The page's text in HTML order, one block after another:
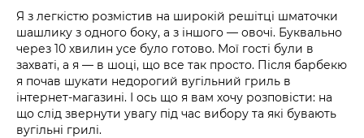
Я з легкістю розмістив на широкій решітці шматочки
шашлику з одного боку, а з іншого — овочі. Буквально
через 10 хвилин усе було готово. Мої гості були в
захваті, а я — в шоці, що все так просто. Після барбекю
я почав шукати недорогий вугільний гриль в
інтернет-магазині. І ось що я вам хочу розповісти: на
що слід звернути увагу під час вибору та які бувають
вугільні грилі.